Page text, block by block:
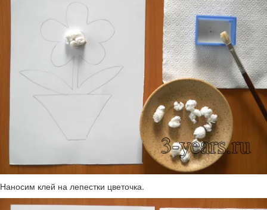
Наносим клей на лепестки цветочка.